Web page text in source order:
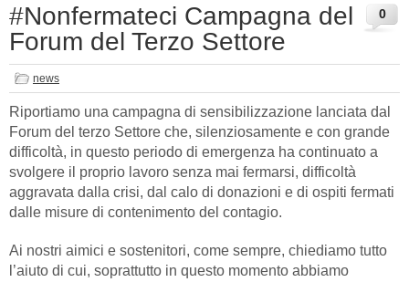
0
#Nonfermateci Campagna del
Forum del Terzo Settore
news
Riportiamo una campagna di sensibilizzazione lanciata dal
Forum del terzo Settore che, silenziosamente e con grande
difficoltà, in questo periodo di emergenza ha continuato a
svolgere il proprio lavoro senza mai fermarsi, difficoltà
aggravata dalla crisi, dal calo di donazioni e di ospiti fermati
dalle misure di contenimento del contagio.
Ai nostri aimici e sostenitori, come sempre, chiediamo tutto
l’aiuto di cui, soprattutto in questo momento abbiamo